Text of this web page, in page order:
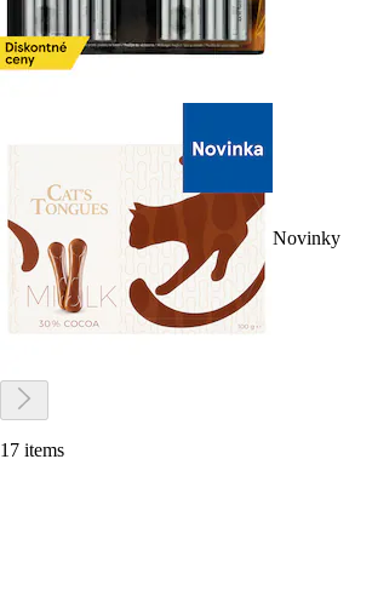
Novinky
17 items